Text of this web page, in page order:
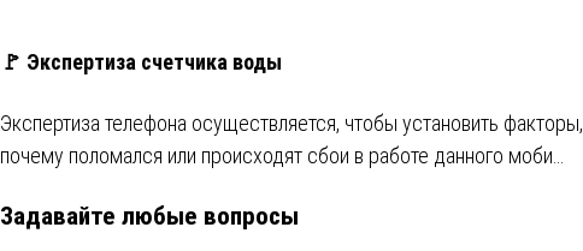
🚩 Экспертиза счетчика воды
Экспертиза телефона осуществляется, чтобы установить факторы,
почему поломался или происходят сбои в работе данного моби…
Задавайте любые вопросы